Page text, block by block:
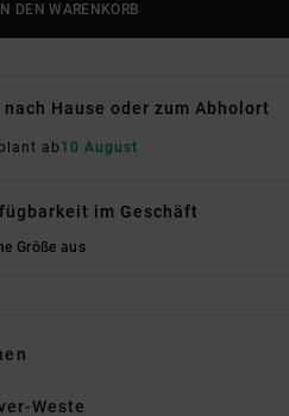
IN DEN WARENKORB
Hause oder zum Abholort
ab 10 August
im Geschäft
Größe aus
Weste